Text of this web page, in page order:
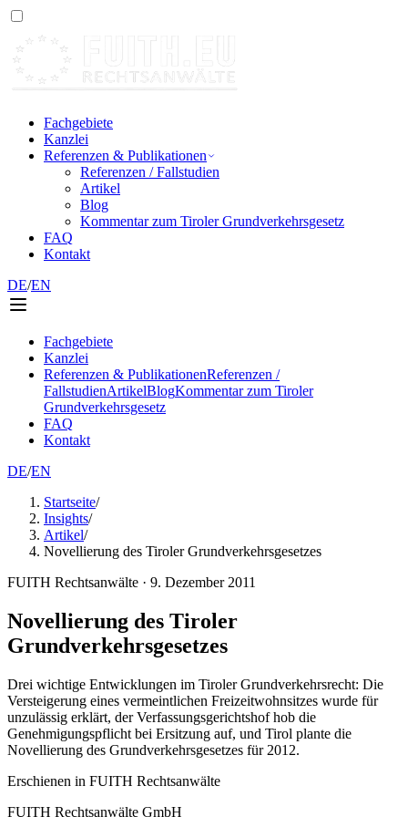
Fachgebiete
Kanzlei
Referenzen & Publikationen
Referenzen / Fallstudien
Artikel
Blog
Kommentar zum Tiroler Grundverkehrsgesetz
FAQ
Kontakt
DE/EN
Fachgebiete
Kanzlei
Referenzen & PublikationenReferenzen /
FallstudienArtikelBlogKommentar zum Tiroler
Grundverkehrsgesetz
FAQ
Kontakt
DE/EN
Startseite/
Insights/
Artikel/
Novellierung des Tiroler Grundverkehrsgesetzes
FUITH Rechtsanwälte · 9. Dezember 2011
Novellierung des Tiroler
Grundverkehrsgesetzes
Drei wichtige Entwicklungen im Tiroler Grundverkehrsrecht: Die
Versteigerung eines vermeintlichen Freizeitwohnsitzes wurde für
unzulässig erklärt, der Verfassungsgerichtshof hob die
Genehmigungspflicht bei Ersitzung auf, und Tirol plante die
Novellierung des Grundverkehrsgesetzes für 2012.
Erschienen in FUITH Rechtsanwälte
FUITH Rechtsanwälte GmbH